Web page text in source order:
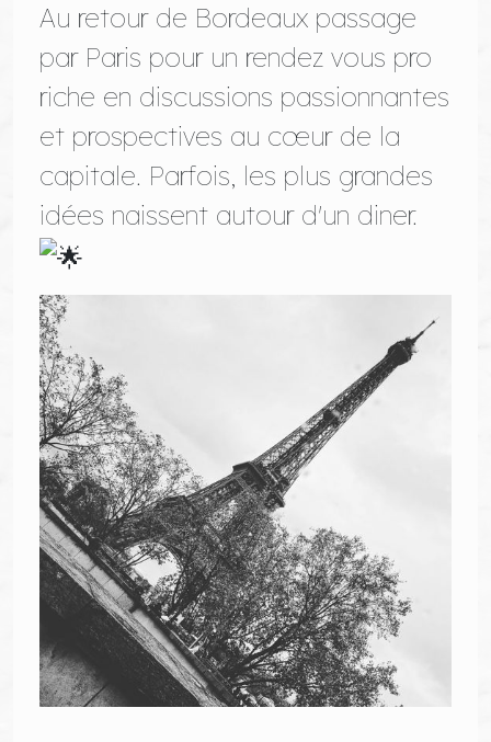
Au retour de Bordeaux passage
par Paris pour un rendez vous pro
riche en discussions passionnantes
et prospectives au cœur de la
capitale. Parfois, les plus grandes
idées naissent autour d'un diner.